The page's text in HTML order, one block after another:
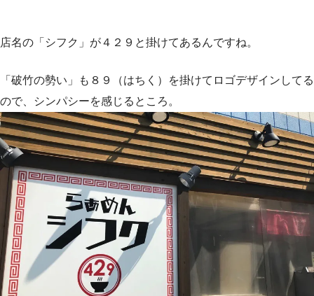
店名の「シフク」が４２９と掛けてあるんですね。
「破竹の勢い」も８９（はちく）を掛けてロゴデザインしてる
ので、シンパシーを感じるところ。